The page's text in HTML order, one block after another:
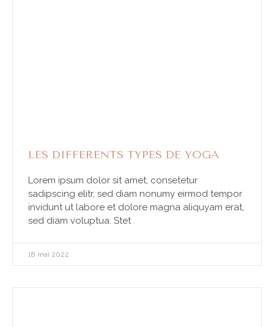
LES DIFFERENTS TYPES DE YOGA
Lorem ipsum dolor sit amet, consetetur
sadipscing elitr, sed diam nonumy eirmod tempor
invidunt ut labore et dolore magna aliquyam erat,
sed diam voluptua. Stet
18 mai 2022